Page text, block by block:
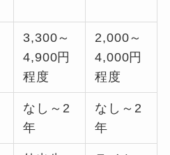
3,300～
4,900円
程度
2,000～
4,000円
程度
なし～2
年
なし～2
年